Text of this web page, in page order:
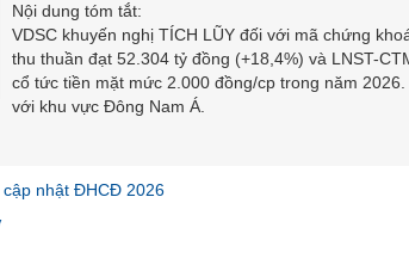
Nội dung tóm tắt:
VDSC khuyến nghị TÍCH LŨY đối với mã chứng
thu thuần đạt 52.304 tỷ đồng (+18,4%) và LNST-
cổ tức tiền mặt mức 2.000 đồng/cp trong năm
với khu vực Đông Nam Á.
cập nhật ĐHCĐ 2026